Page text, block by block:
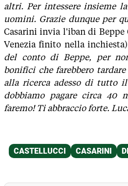
altri. Per intessere insieme
uomini. Grazie dunque per
Casarini invia l'iban di Beppe
Venezia finito nella
del conto di Beppe, per
bonifici che farebbero
alla ricerca adesso di tutto
dobbiamo pagare circa 40
faremo! Ti abbraccio forte.